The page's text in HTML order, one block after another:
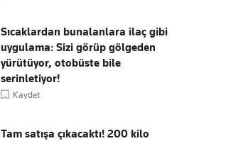
Sıcaklardan bunalanlara ilaç gibi
uygulama: Sizi görüp gölgeden
yürütüyor, otobüste bile
serinletiyor!
Kaydet
Tam satışa çıkacaktı! 200 kilo